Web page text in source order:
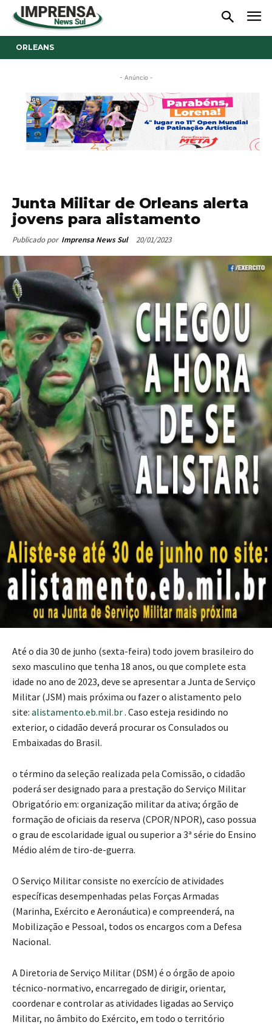
ORLEANS
- Anúncio -
Junta Militar de Orleans alerta
jovens para alistamento
Publicado por Imprensa News Sul 20/01/2023
Até o dia 30 de junho (sexta-feira) todo jovem brasileiro do
sexo masculino que tenha 18 anos, ou que complete esta
idade no ano de 2023, deve se apresentar a Junta de Serviço
Militar (JSM) mais próxima ou fazer o alistamento pelo
site: alistamento.eb.mil.br. Caso esteja residindo no
exterior, o cidadão deverá procurar os Consulados ou
Embaixadas do Brasil.
o término da seleção realizada pela Comissão, o cidadão
poderá ser designado para a prestação do Serviço Militar
Obrigatório em: organização militar da ativa; órgão de
formação de oficiais da reserva (CPOR/NPOR), caso possua
o grau de escolaridade igual ou superior a 3ª série do Ensino
Médio além de tiro-de-guerra.
O Serviço Militar consiste no exercício de atividades
específicas desempenhadas pelas Forças Armadas
(Marinha, Exército e Aeronáutica) e compreenderá, na
Mobilização e Pessoal, todos os encargos com a Defesa
Nacional.
A Diretoria de Serviço Militar (DSM) é o órgão de apoio
técnico-normativo, encarregado de dirigir, orientar,
coordenar e controlar as atividades ligadas ao Serviço
Militar, no âmbito do Exército, em todo o território